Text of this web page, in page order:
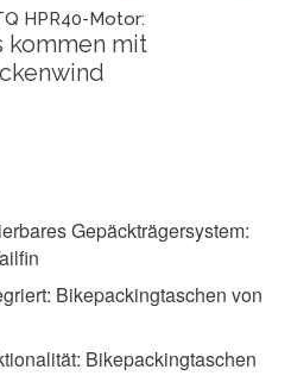
HPR40-Motor:
kommen mit
Gepäckträgersystem:
Bikepackingtaschen von
Bikepackingtaschen